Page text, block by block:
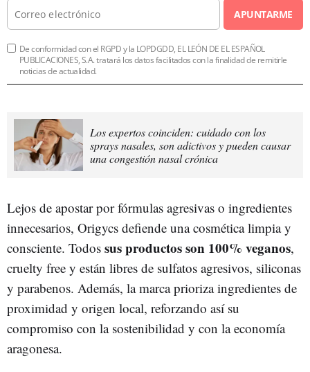
APUNTARME
De conformidad con el RGPD y la LOPDGDD, EL LEÓN DE EL ESPAÑOL
PUBLICACIONES, S.A. tratará los datos facilitados con la finalidad de remitirle
noticias de actualidad.
Los expertos coinciden: cuidado con los
sprays nasales, son adictivos y pueden causar
una congestión nasal crónica
Lejos de apostar por fórmulas agresivas o ingredientes
innecesarios, Origycs defiende una cosmética limpia y
consciente. Todos sus productos son 100% veganos,
cruelty free y están libres de sulfatos agresivos, siliconas
y parabenos. Además, la marca prioriza ingredientes de
proximidad y origen local, reforzando así su
compromiso con la sostenibilidad y con la economía
aragonesa.